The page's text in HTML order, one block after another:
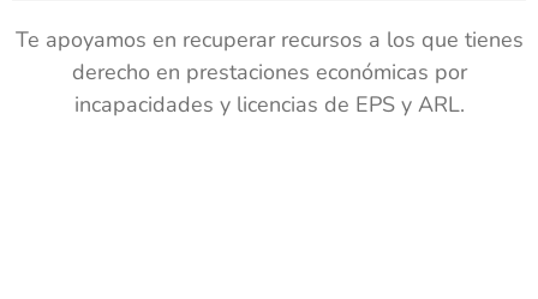
Te apoyamos en recuperar recursos a los que tienes
derecho en prestaciones económicas por
incapacidades y licencias de EPS y ARL.